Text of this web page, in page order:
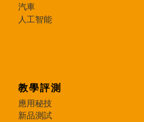
汽車
人工智能
教學評測
應用秘技
新品測試